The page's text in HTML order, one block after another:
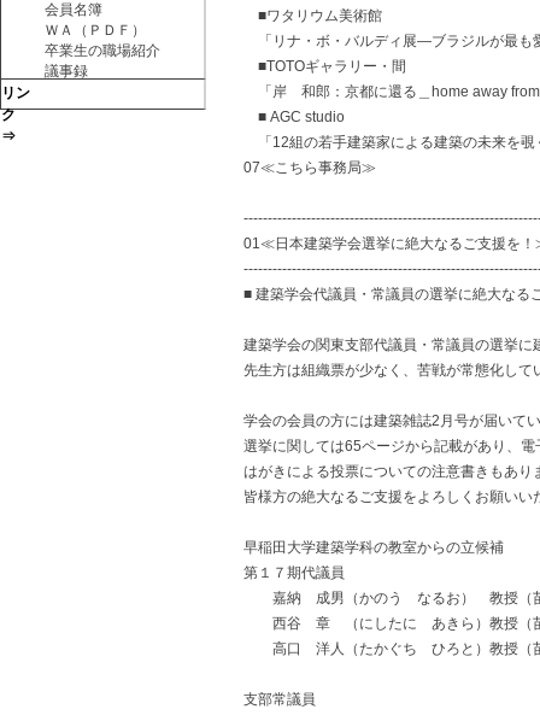
会員名簿
ＷＡ（ＰＤＦ）
卒業生の職場紹介
議事録
リン
ク
⇒
■ワタリウム美術館
「リナ・ボ・バルディ展―ブラジルが最も
■TOTOギャラリー・間
「岸 和郎：京都に還る＿home away
■ AGC studio
「12組の若手建築家による建築の未来を
07≪こちら事務局≫
01≪日本建築学会選挙に絶大なるご支援を
■ 建築学会代議員・常議員の選挙に絶大なる
建築学会の関東支部代議員・常議員の選挙
先生方は組織票が少なく、苦戦が常態化して
学会の会員の方には建築雑誌2月号が届いて
選挙に関しては65ページから記載があり、
はがきによる投票についての注意書きもあり
皆様方の絶大なるご支援をよろしくお願いい
早稲田大学建築学科の教室からの立候補
第１７期代議員
嘉納 成男（かのう なるお） 教授（
西谷 章 （にしたに あきら）教授（
高口 洋人（たかぐち ひろと）教授
支部常議員